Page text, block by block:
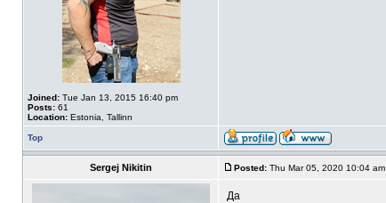
Joined: Tue Jan 13, 2015 16:40 pm
Posts: 61
Location: Estonia, Tallinn
Top
Sergej Nikitin Posted: Thu Mar 05, 2020 10:04 am
Да